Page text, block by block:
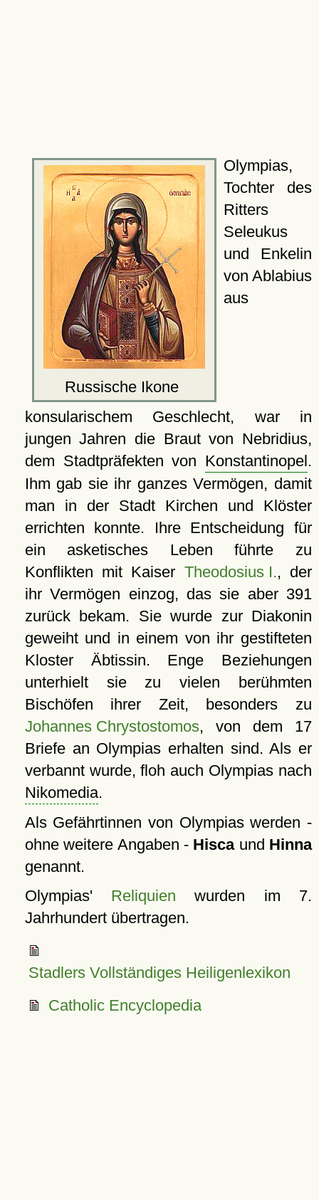
Russische Ikone
Olympias,
Tochter des
Ritters
Seleukus
und Enkelin
von Ablabius
aus
konsularischem Geschlecht, war in
jungen Jahren die Braut von Nebridius,
dem Stadtpräfekten von Konstantinopel.
Ihm gab sie ihr ganzes Vermögen, damit
man in der Stadt Kirchen und Klöster
errichten konnte. Ihre Entscheidung für
ein asketisches Leben führte zu
Konflikten mit Kaiser Theodosius I., der
ihr Vermögen einzog, das sie aber 391
zurück bekam. Sie wurde zur Diakonin
geweiht und in einem von ihr gestifteten
Kloster Äbtissin. Enge Beziehungen
unterhielt sie zu vielen berühmten
Bischöfen ihrer Zeit, besonders zu
Johannes Chrystostomos, von dem 17
Briefe an Olympias erhalten sind. Als er
verbannt wurde, floh auch Olympias nach
Nikomedia.
Als Gefährtinnen von Olympias werden -
ohne weitere Angaben - Hiscaund Hinna
genannt.
Olympias' Reliquien wurden im 7.
Jahrhundert übertragen.
Stadlers Vollständiges Heiligenlexikon
Catholic Encyclopedia